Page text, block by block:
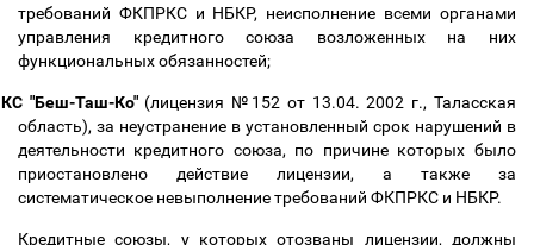
требований ФКПРКС и НБКР, неисполнение всеми органами
управления кредитного союза возложенных на них
функциональных обязанностей;
КС "Беш-Таш-Ко"(лицензия №152 от 13.04. 2002 г., Таласская
область), за неустранение в установленный срок нарушений в
деятельности кредитного союза, по причине которых было
приостановлено действие лицензии, а также за
систематическое невыполнение требований ФКПРКС и НБКР.
Кредитные союзы, у которых отозваны лицензии, должны